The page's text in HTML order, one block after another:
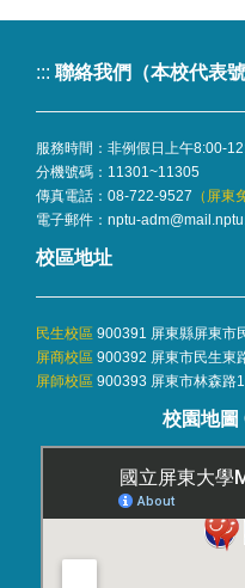
::: 聯絡我們（本校代表
服務時間：非例假日上午8:00-
分機號碼： 11301~11305
傳真電話：08-722-9527 （屏東
電子郵件： nptu-
校區地址
民生校區 900391 屏東縣屏東市
屏商校區 900392 屏東市民生東
屏師校區 900393 屏東市林森路
校園地圖